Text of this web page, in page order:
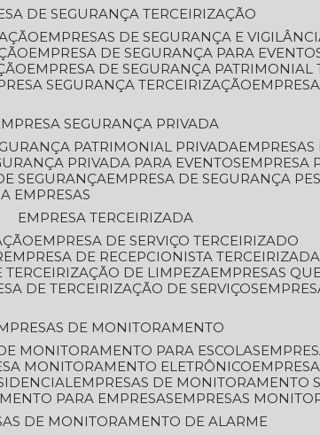
DE SEGURANÇA TERCEIRIZAÇÃO
EMPRESAS DE SEGURANÇA E
EMPRESA DE SEGURANÇA PARA
EMPRESA DE SEGURANÇA PATRIMONIAL
SEGURANÇA TERCEIRIZAÇÃO
EMPRESA SEGURANÇA PRIVADA
PATRIMONIAL PRIVADA
PRIVADA PARA EVENTOS
SEGURANÇA
EMPRESA DE SEGURANÇA
EMPRESAS
EMPRESA TERCEIRIZADA
EMPRESA DE SERVIÇO TERCEIRIZADO
EMPRESA DE RECEPCIONISTA TERCEIRIZADA
TERCEIRIZAÇÃO DE LIMPEZA
EMPRESAS
DE TERCEIRIZAÇÃO DE SERVIÇOS
DE MONITORAMENTO
DE MONITORAMENTO PARA ESCOLAS
MONITORAMENTO ELETRÔNICO
EMPRESAS DE MONITORAMENTO
PARA EMPRESAS
EMPRESAS
DE MONITORAMENTO DE ALARME